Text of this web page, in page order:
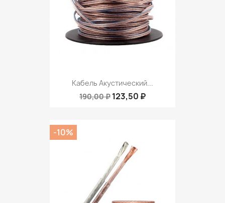
Кабель Акустический...
190,00 ₽ 123,50 ₽
-10%